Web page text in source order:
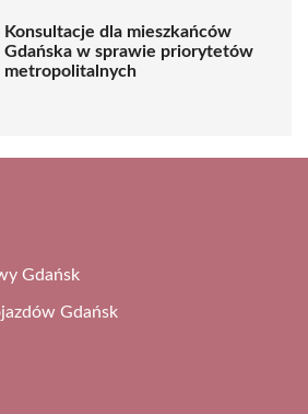
Konsultacje dla mieszkańców
Gdańska w sprawie priorytetów
metropolitalnych
Gdańsk
Gdańsk